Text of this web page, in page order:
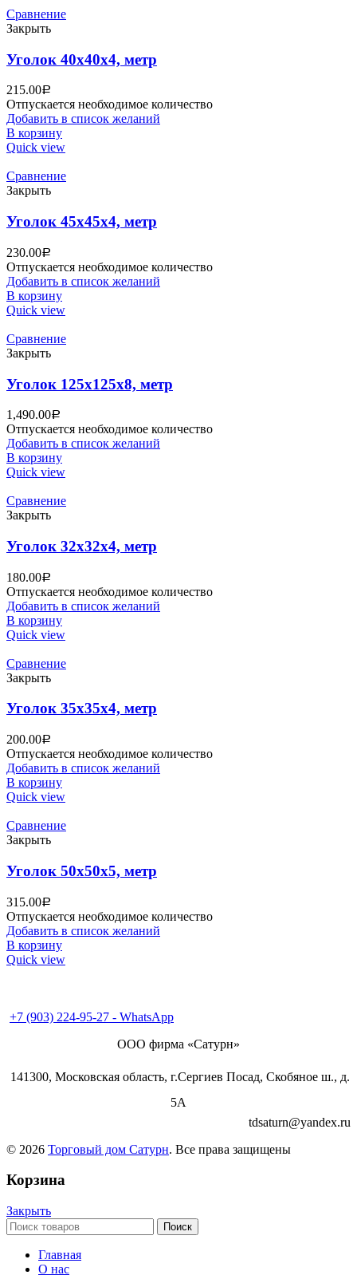
Сравнение
Закрыть
Уголок 40х40х4, метр
215.00Р
Отпускается необходимое количество
Добавить в список желаний
В корзину
Quick view
Сравнение
Закрыть
Уголок 45х45х4, метр
230.00Р
Отпускается необходимое количество
Добавить в список желаний
В корзину
Quick view
Сравнение
Закрыть
Уголок 125х125х8, метр
1,490.00Р
Отпускается необходимое количество
Добавить в список желаний
В корзину
Quick view
Сравнение
Закрыть
Уголок 32х32х4, метр
180.00Р
Отпускается необходимое количество
Добавить в список желаний
В корзину
Quick view
Сравнение
Закрыть
Уголок 35х35х4, метр
200.00Р
Отпускается необходимое количество
Добавить в список желаний
В корзину
Quick view
Сравнение
Закрыть
Уголок 50х50х5, метр
315.00Р
Отпускается необходимое количество
Добавить в список желаний
В корзину
Quick view
+7 (903) 224-95-27 - WhatsApp
ООО фирма «Сатурн»
141300, Московская область, г.Сергиев Посад, Скобяное ш., д.
5А
tdsaturn@yandex.ru
© 2026 Торговый дом Сатурн. Все права защищены
Корзина
Закрыть
Поиск
Главная
О нас